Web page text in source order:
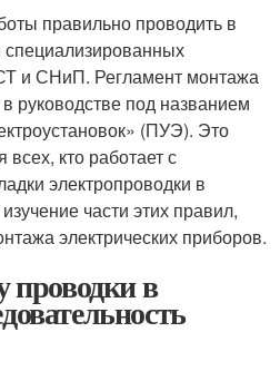
правильно проводить в
специализированных
и СНиП. Регламент монтажа
руководстве под названием
(ПУЭ). Это
кто работает с
электропроводки в
части этих правил,
электрических приборов.
проводки в